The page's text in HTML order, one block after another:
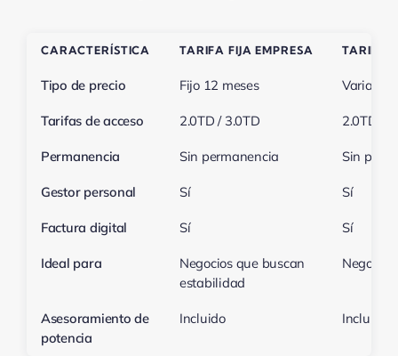
CARACTERÍSTICA TARIFA FIJA EMPRESA TARIFA
Tipo de precio Fijo 12 meses Variable
Tarifas de acceso 2.0TD / 3.0TD 2.0TD /
Permanencia Sin permanencia Sin
Gestor personal Sí Sí
Factura digital Sí Sí
Ideal para
Negocios que buscan
estabilidad
Asesoramiento de
potencia
Incluido Incluido